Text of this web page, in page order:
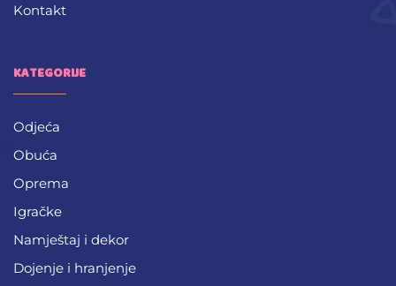
Kontakt
KATEGORIJE
Odjeća
Obuća
Oprema
Igračke
Namještaj i dekor
Dojenje i hranjenje